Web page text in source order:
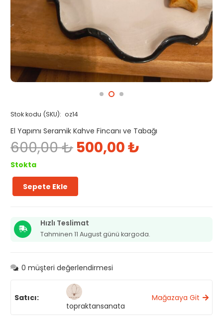
Stok kodu (SKU): oz14
El Yapımı Seramik Kahve Fincanı ve Tabağı
600,00₺ Orijinal
fiyat:
500,00₺
Stokta
Seramik
adet
Sepete Ekle
Hızlı Teslimat
Tahminen 11 August günü kargoda.
0 müşteri değerlendirmesi
Satıcı:
topraktansanata
Mağazaya Git